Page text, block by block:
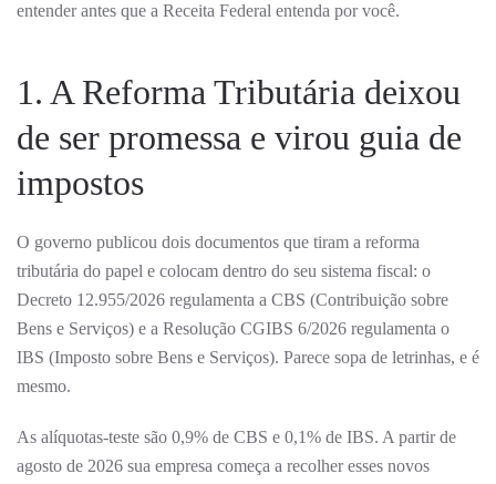
entender antes que a Receita Federal entenda por você.
1. A Reforma Tributária deixou
de ser promessa e virou guia de
impostos
O governo publicou dois documentos que tiram a reforma
tributária do papel e colocam dentro do seu sistema fiscal: o
Decreto 12.955/2026 regulamenta a CBS (Contribuição sobre
Bens e Serviços) e a Resolução CGIBS 6/2026 regulamenta o
IBS (Imposto sobre Bens e Serviços). Parece sopa de letrinhas, e é
mesmo.
As alíquotas-teste são 0,9% de CBS e 0,1% de IBS. A partir de
agosto de 2026 sua empresa começa a recolher esses novos